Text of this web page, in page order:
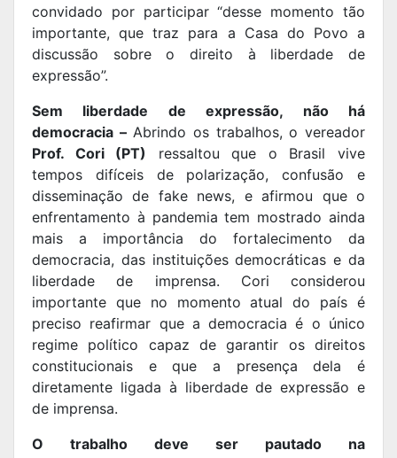
convidado por participar “desse momento tão
importante, que traz para a Casa do Povo a
discussão sobre o direito à liberdade de
expressão”.
Sem liberdade de expressão, não há
democracia –Abrindo os trabalhos, o vereador
Prof. Cori (PT)
ressaltou que o Brasil vive
tempos difíceis de polarização, confusão e
disseminação de fake news, e afirmou que o
enfrentamento à pandemia tem mostrado ainda
mais a importância do fortalecimento da
democracia, das instituições democráticas e da
liberdade de imprensa. Cori considerou
importante que no momento atual do país é
preciso reafirmar que a democracia é o único
regime político capaz de garantir os direitos
constitucionais e que a presença dela é
diretamente ligada à liberdade de expressão e
de imprensa.
O trabalho deve ser pautado na